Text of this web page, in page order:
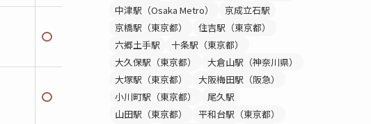
〇 〇 8,800円~
〇 〇
中津駅（Osaka Metro）
京成立石駅
京橋駅（東京都）
住吉駅（東京都）
六郷土手駅
十条駅（東京都）
大久保駅（東京都）
大倉山駅（神奈川県）
大塚駅（東京都）
大阪梅田駅（阪急）
小川町駅（東京都）
尾久駅
山田駅（東京都）
平和台駅（東京都）